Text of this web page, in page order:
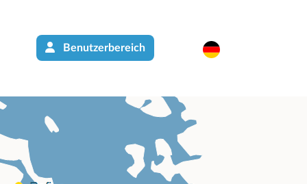
Benutzerbereich